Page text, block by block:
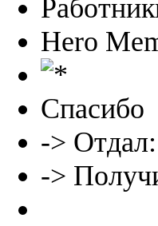
Hero
Спасибо
->
->